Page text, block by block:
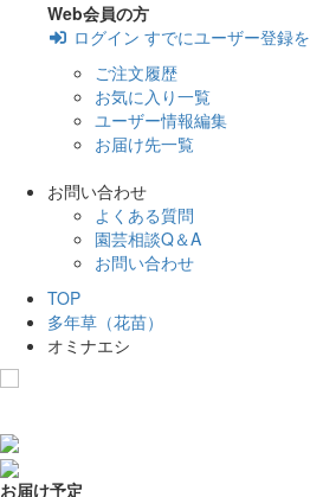
Web会員の方
ログイン すでにユーザー登録
ご注文履歴
お気に入り一覧
ユーザー情報編集
お届け先一覧
お問い合わせ
よくある質問
園芸相談Q＆A
お問い合わせ
TOP
多年草（花苗）
オミナエシ
お届け予定